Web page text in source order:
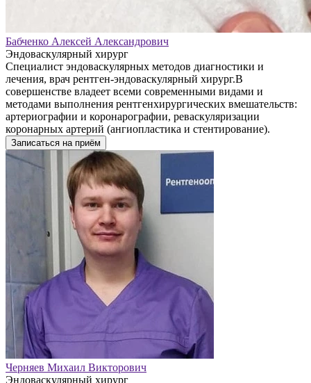
Бабченко Алексей Александрович
Эндоваскулярный хирург
Специалист эндоваскулярных методов диагностики и
лечения, врач рентген-эндоваскулярный хирург.В
совершенстве владеет всеми современными видами и
методами выполнения рентгенхирургических вмешательств:
артериографии и коронарографии, реваскуляризации
коронарных артерий (ангиопластика и стентирование).
Записаться на приём
Черняев Михаил Викторович
Эндоваскулярный хирург